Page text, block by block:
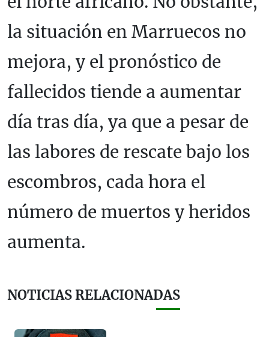
la situación en Marruecos no
mejora, y el pronóstico de
fallecidos tiende a aumentar
día tras día, ya que a pesar de
las labores de rescate bajo los
escombros, cada hora el
número de muertos y heridos
aumenta.
NOTICIAS RELACIONADAS